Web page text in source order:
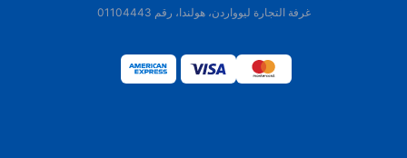
غرفة التجارة ليوواردن، هولندا، رقم 01104443